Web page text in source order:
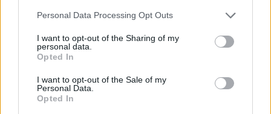
negar su consentimiento. Tenga en cuenta que algún
de su consentimiento, pero usted tiene el derecho de
rechazar tal procesamiento. Sus preferencias se aplicarán
cualquier momento entrando de nuevo en este sitio web o
visitando nuestra política de privacidad.
Personal Data Processing Opt Outs
I want to opt-out of the Sharing of my
personal data.
Opted In
I want to opt-out of the Sale of my
Personal Data.
Opted In